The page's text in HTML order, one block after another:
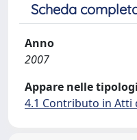
Scheda
Anno
2007
Appare nelle
4.1 Contributo in Atti